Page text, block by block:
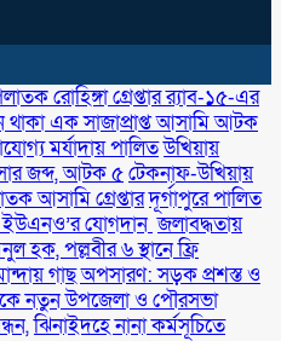
রোহিঙ্গা গ্রেপ্তার র‌্যাব-১৫-এর
থাকা এক সাজাপ্রাপ্ত আসামি আটক
মর্যাদায় পালিতউখিয়ায়
জব্দ, আটক ৫টেকনাফ-উখিয়ায়
আসামি গ্রেপ্তার‎দূর্গাপুরে পালিত
যোগদান জলাবদ্ধতায়
হক, পল্লবীর ৬ স্থানে ফ্রি
গাছ অপসারণ: সড়ক প্রশস্ত ও
নতুন উপজেলা ও পৌরসভা
ঝিনাইদহে নানা কর্মসূচিতে